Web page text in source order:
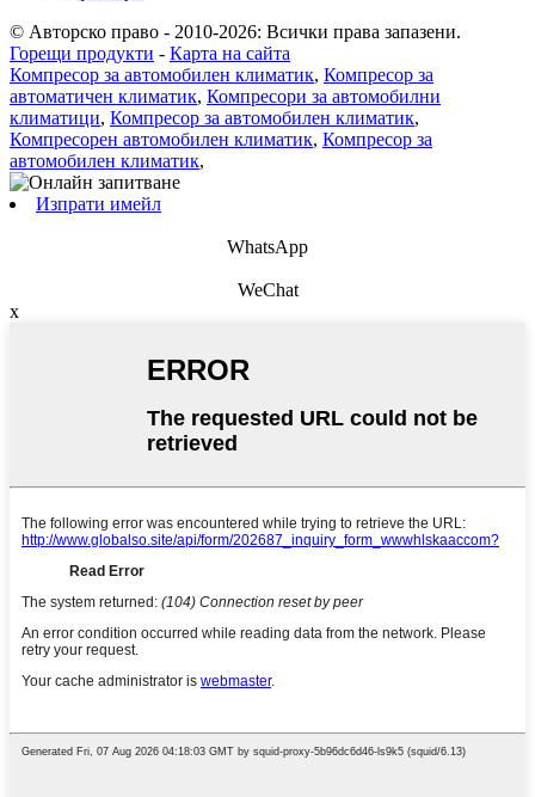
© Авторско право - 2010-2026: Всички права запазени.
Горещи продукти - Карта на сайта
Компресор за автомобилен климатик, Компресор за
автоматичен климатик, Компресори за автомобилни
климатици, Компресор за автомобилен климатик,
Компресорен автомобилен климатик, Компресор за
автомобилен климатик,
Изпрати имейл
WhatsApp
WeChat
x